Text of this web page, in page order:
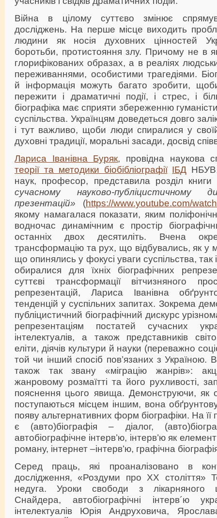
Війна в цілому суттєво змінює
досліджень. На перше місце виходить
людини як носія духовних цінностей
боротьби, протистояння злу. Причому не в
глорифікованих образах, а в реаліях
переживаннями, особистими трагедіями.
й інформація можуть багато зробити,
пережити і драматичні події, і стрес, і
біографіка має сприяти збереженню
суспільства. Українцям доведеться довго
і тут важливо, щоби люди спиралися у
духовні традиції, моральні засади, досвід
Лариса Іванівна Буряк, провідна наукова
теорії та методики біобібліографії ІБД
наук, професор, представила розділ книги
сучасному науково-публіцистичному
презентацій» (https://www.youtube.com/
якому намагалася показати, яким
водночас динамічним є простір
останніх двох десятиліть. Вчена
трансформацію та рух, що відбувались, як у
що опинялись у фокусі уваги суспільства,
обиралися для їхніх біографічних
суттєві трансформації вітчизняного
репрезентацій, Лариса Іванівна
тенденцій у суспільних запитах. Зокрема
публіцистичний біографічний дискурс
репрезентаціям постатей сучасних
інтелектуалів, а також представників
еліти, діячів культури й науки (переважно
той чи інший спосіб пов’язаних з Україною.
також так звану «міграцію жанрів»:
жанровому розмаїтті та його рухливості,
пояснення цього явища. Демонструючи, як
поступаються місцем іншим, вона
появу альтернативних форм біографіки. На
є (авто)біографія – діалог,
автобіографічне інтерв’ю, інтерв’ю як
роману, інтернет –інтерв’ю, графічна
Серед праць, які проаналізовано в
дослідження, «Роздуми про ХХ століття»
недуга. Уроки свободи з лікарняного
Снайдера, автобіографічні інтерв´ю
інтелектуалів Юрія Андруховича,